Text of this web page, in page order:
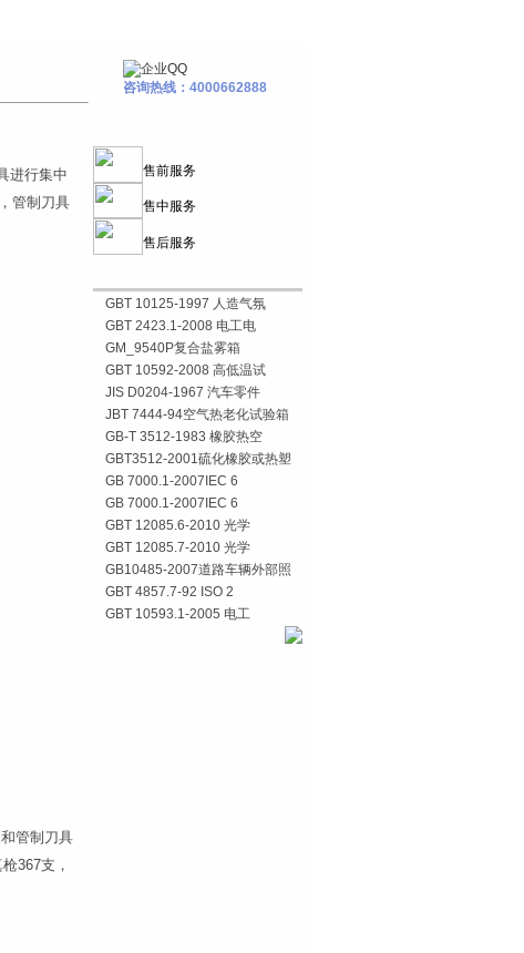
进行集中
管制刀具
管制刀具
367支，
咨询热线：4000662888
售前服务
售中服务
售后服务
GBT 10125-1997 人造气氛
GBT 2423.1-2008 电工电
GM_9540P复合盐雾箱
GBT 10592-2008 高低温试
JIS D0204-1967 汽车零件
JBT 7444-94空气热老化试验箱
GB-T 3512-1983 橡胶热空
GBT3512-2001硫化橡胶或热塑
GB 7000.1-2007IEC 6
GB 7000.1-2007IEC 6
GBT 12085.6-2010 光学
GBT 12085.7-2010 光学
GB10485-2007道路车辆外部照
GBT 4857.7-92 ISO 2
GBT 10593.1-2005 电工